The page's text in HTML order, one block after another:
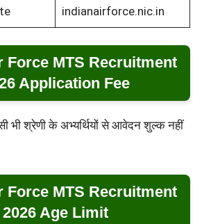
indianairforce.nic.in
Force MTS Recruitment
Application Fee
भी श्रेणी के अभ्यर्थियों से आवेदन शुल्क नहीं
Force MTS Recruitment
2026 Age Limit